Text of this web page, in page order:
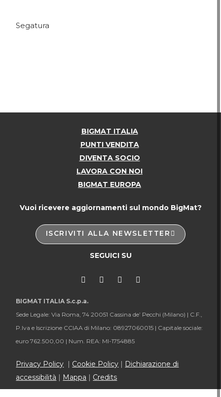
Segatura
BIGMAT ITALIA
PUNTI VENDITA
DIVENTA SOCIO
LAVORA CON NOI
BIGMAT EUROPA
Vuoi ricevere aggiornamenti sul mondo BigMat?
ISCRIVITI ALLA NEWSLETTER
SEGUICI SU
BIGMAT ITALIA S.c.p.a.
Sede Legale: Via Roma, 74 20051 Cassina de’ Pecchi (Milano) | C.F.,
P.Iva e Iscrizione CCIAA di Milano: 08927060015 | Capitale sociale:
euro 762.500,00 | Num. REA: MI-1754885
Privacy Policy Cookie Policy
Dichiarazione di
accessibilità
Mappa Credits